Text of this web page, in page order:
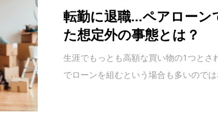
転勤に退職…ペアローン
た想定外の事態とは？
生涯でもっとも高額な買い物の1つとさ
でローンを組むという場合も多いので